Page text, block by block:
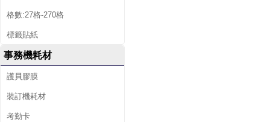
格數:27格-270格
標籤貼紙
事務機耗材
護貝膠膜
裝訂機耗材
考勤卡